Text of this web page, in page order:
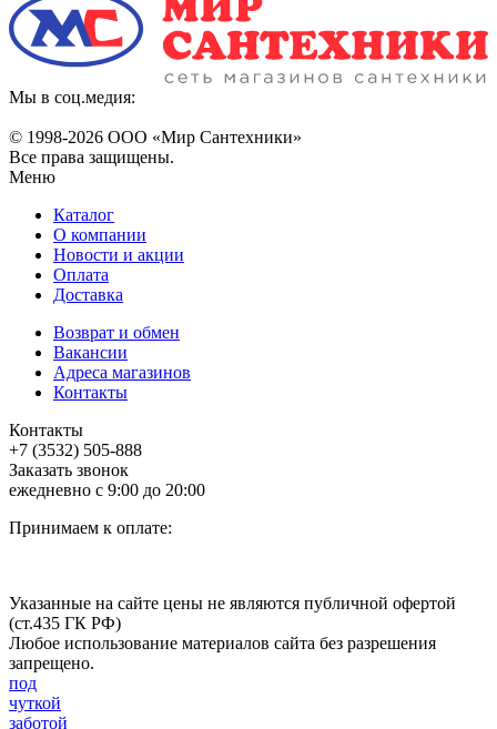
Мы в соц.медия:
© 1998-2026 ООО «Мир Сантехники»
Все права защищены.
Меню
Каталог
О компании
Новости и акции
Оплата
Доставка
Возврат и обмен
Вакансии
Адреса магазинов
Контакты
Контакты
+7 (3532) 505-888
Заказать звонок
ежедневно с 9:00 до 20:00
Принимаем к оплате:
Указанные на сайте цены не являются публичной офертой
(ст.435 ГК РФ)
Любое использование материалов сайта без разрешения
запрещено.
под
чуткой
заботой